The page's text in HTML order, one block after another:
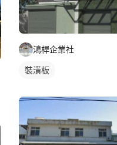
鴻桿企業社
裝潢板